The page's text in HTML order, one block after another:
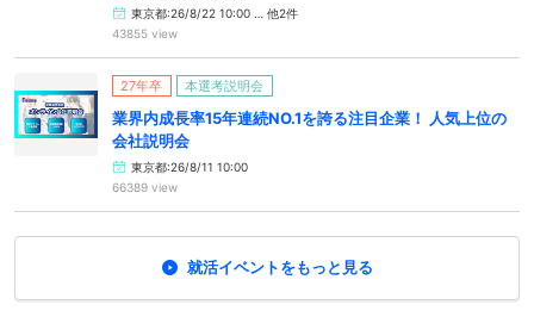
東京都:26/8/22 10:00 … 他2件
43855 view
27年卒 本選考説明会
業界内成長率15年連続NO.1を誇る注目企業！ 人気上位の
会社説明会
東京都:26/8/11 10:00
66389 view
就活イベントをもっと見る